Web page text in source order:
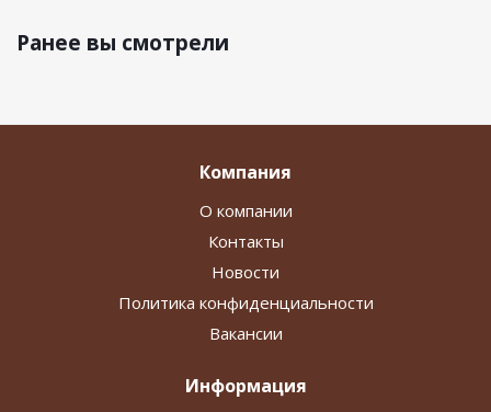
Ранее вы смотрели
Компания
О компании
Контакты
Новости
Политика конфиденциальности
Вакансии
Информация